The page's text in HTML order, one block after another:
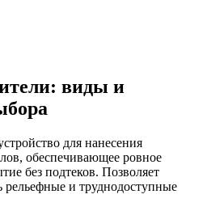
виды и
для нанесения
обеспечивающее ровное
без подтеков. Позволяет
рельефные и труднодоступные